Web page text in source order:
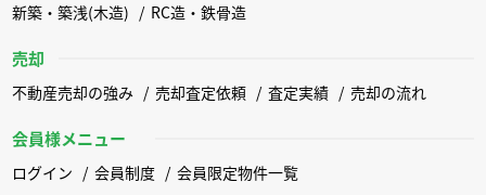
新築・築浅(木造)
RC造・鉄骨造
売却
不動産売却の強み 売却査定依頼 査定実績 売却の流れ
会員様メニュー
ログイン 会員制度 会員限定物件一覧